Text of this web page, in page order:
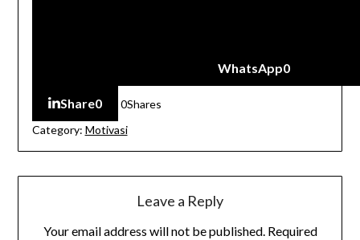
WhatsApp0
Share0 0Shares
Category: Motivasi
Leave a Reply
Your email address will not be published. Required